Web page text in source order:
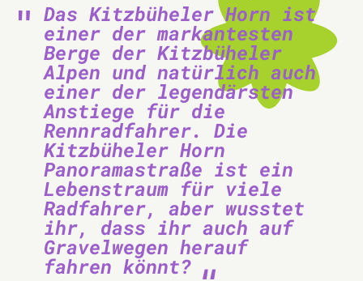
Das Kitzbüheler Horn ist
einer der markantesten
Berge der Kitzbüheler
Alpen und natürlich auch
einer der legendärsten
Anstiege für die
Rennradfahrer. Die
Kitzbüheler Horn
Panoramastraße ist ein
Lebenstraum für viele
Radfahrer, aber wusstet
ihr, dass ihr auch auf
Gravelwegen herauf
fahren könnt?